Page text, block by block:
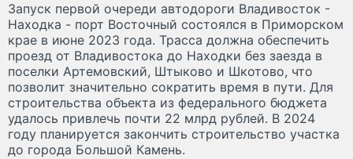
Запуск первой очереди автодороги Владивосток -
Находка - порт Восточный состоялся в Приморском
крае в июне 2023 года. Трасса должна обеспечить
проезд от Владивостока до Находки без заезда в
поселки Артемовский, Штыково и Шкотово, что
позволит значительно сократить время в пути. Для
строительства объекта из федерального бюджета
удалось привлечь почти 22 млрд рублей. В 2024
году планируется закончить строительство участка
до города Большой Камень.